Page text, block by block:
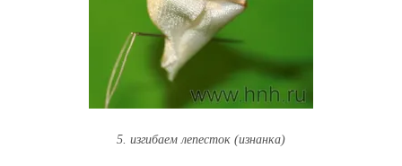
5. изгибаем лепесток (изнанка)